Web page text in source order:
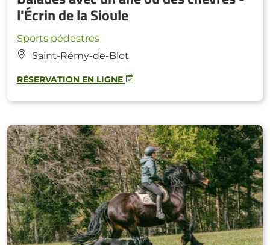
l'Écrin de la Sioule
Sports pédestres
Saint-Rémy-de-Blot
RÉSERVATION EN LIGNE